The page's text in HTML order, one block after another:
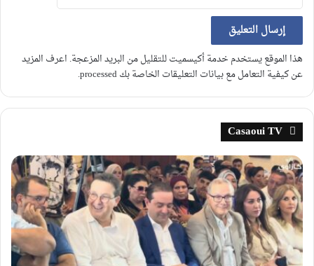
هذا الموقع يستخدم خدمة أكيسميت للتقليل من البريد المزعجة. اعرف المزيد
عن كيفية التعامل مع بيانات التعليقات الخاصة بك processed
.
Casaoui TV